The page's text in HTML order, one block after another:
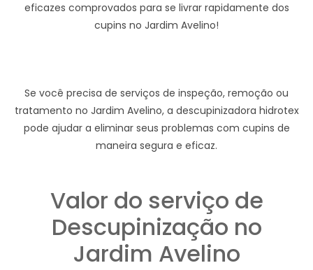
eficazes comprovados para se livrar rapidamente dos
cupins no Jardim Avelino!
Se você precisa de serviços de inspeção, remoção ou
tratamento no Jardim Avelino, a descupinizadora hidrotex
pode ajudar a eliminar seus problemas com cupins de
maneira segura e eficaz.
Valor do serviço de
Descupinização no
Jardim Avelino